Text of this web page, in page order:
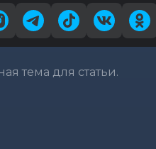
тема для статьи.